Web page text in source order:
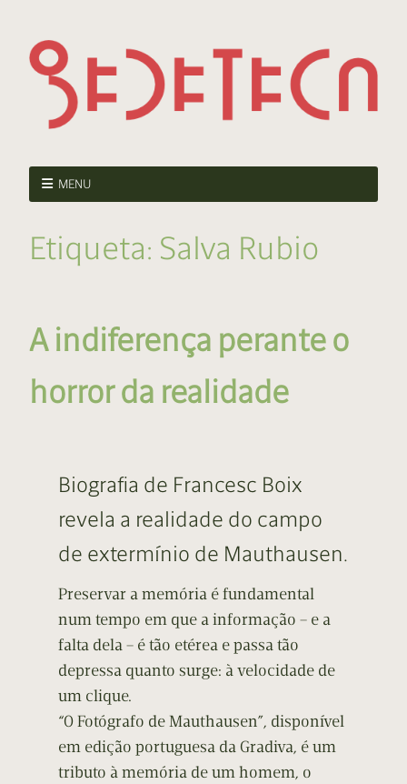
MENU
Etiqueta: Salva Rubio
A indiferença perante o
horror da realidade
Biografia de Francesc Boix
revela a realidade do campo
de extermínio de Mauthausen.
Preservar a memória é fundamental
num tempo em que a informação – e a
falta dela – é tão etérea e passa tão
depressa quanto surge: à velocidade de
um clique.
“O Fotógrafo de Mauthausen”, disponível
em edição portuguesa da Gradiva, é um
tributo à memória de um homem, o